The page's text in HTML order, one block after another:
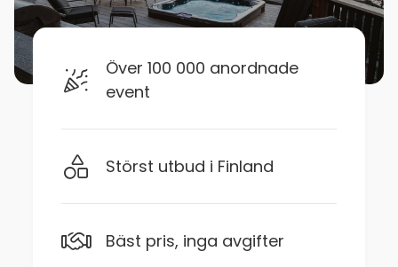
Över 100 000 anordnade
event
Störst utbud i Finland
Bäst pris, inga avgifter